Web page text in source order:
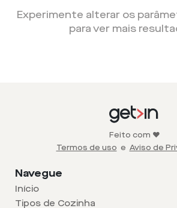
Experimente alterar os
para ver mais
Feito com ❤️
Termos de uso e Aviso de
Navegue
Início
Tipos de Cozinha